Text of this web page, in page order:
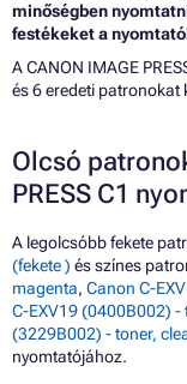
minőségben
festékeket a
A CANON IMAGE
és 6 eredeti patronokat
Olcsó
PRESS C1
A legolcsóbb fekete
(fekete ) és színes
magenta, Canon C-
C-EXV19 (0400B002) -
(3229B002) - toner,
nyomtatójához.